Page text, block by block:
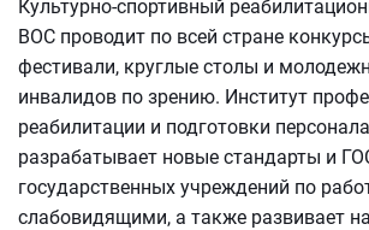
Культурно-спортивный
ВОС проводит по всей стране
фестивали, круглые столы и
инвалидов по зрению. Институт
реабилитации и подготовки
разрабатывает новые стандарты и
государственных учреждений по
слабовидящими, а также развивает